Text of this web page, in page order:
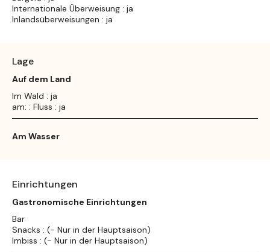
Internationale Überweisung : ja
Inlandsüberweisungen : ja
Lage
Auf dem Land
Im Wald : ja
am: : Fluss : ja
Am Wasser
Einrichtungen
Gastronomische Einrichtungen
Bar
Snacks : (- Nur in der Hauptsaison)
Imbiss : (- Nur in der Hauptsaison)